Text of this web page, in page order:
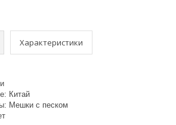
Характеристики
Китай
Мешки с песком